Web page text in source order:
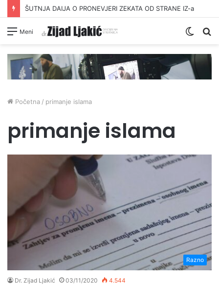
ŠUTNJA DAIJA O PRONEVJERI ZEKATA OD STRANE IZ-a
Meni
Switch
Početna / primanje islama
primanje islama
Razno
Dr. Zijad Ljakić 03/11/2020 4.544